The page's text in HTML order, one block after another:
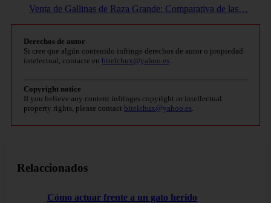
Venta de Gallinas de Raza Grande: Comparativa de las…
Derechos de autor
Si cree que algún contenido infringe derechos de autor o propiedad
intelectual, contacte en bitelchux@yahoo.es.
Copyright notice
If you believe any content infringes copyright or intellectual
property rights, please contact bitelchux@yahoo.es.
Relaccionados
Cómo actuar frente a un gato herido